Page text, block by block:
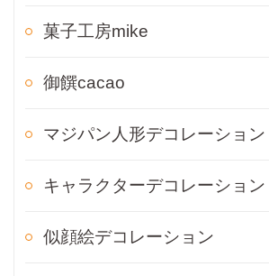
菓子工房mike
御饌cacao
マジパン人形デコレーション
キャラクターデコレーション
似顔絵デコレーション